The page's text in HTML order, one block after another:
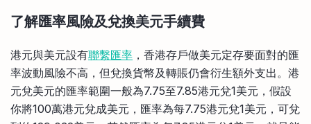
了解匯率風險及兌換美元手續費
港元與美元設有聯繫匯率 ，香港存戶做美元定存要面對的匯
率波動風險不高，但兌換貨幣及轉賬仍會衍生額外支出。港
元兌美元的匯率範圍一般為7.75至7.85港元兌1美元，假設
你將100萬港元兌成美元，匯率為每7.75港元兌1美元，可兌